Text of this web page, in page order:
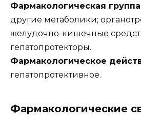
Фармакологическая
другие метаболики;
желудочно-кишечные
гепатопротекторы.
Фармакологическое
гепатопротективное.
Фармакологические